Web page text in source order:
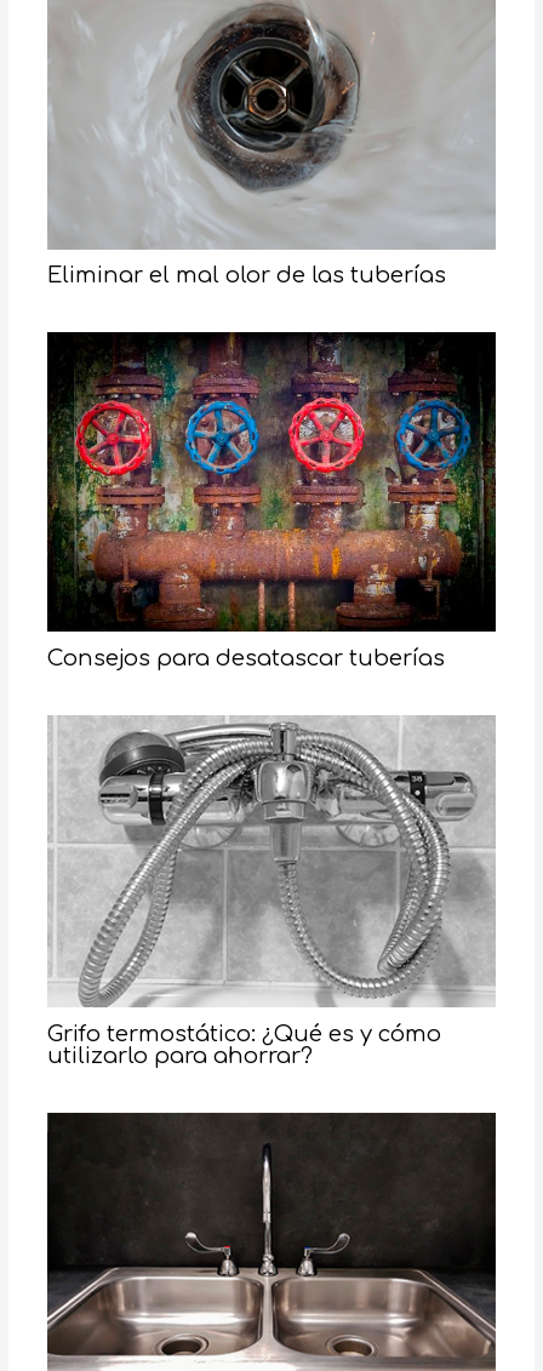
Eliminar el mal olor de las tuberías
Consejos para desatascar tuberías
Grifo termostático: ¿Qué es y cómo
utilizarlo para ahorrar?